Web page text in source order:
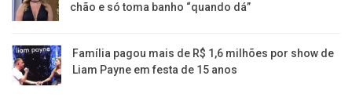
chão e só toma banho “quando dá”
Família pagou mais de R$ 1,6 milhões por show de
Liam Payne em festa de 15 anos